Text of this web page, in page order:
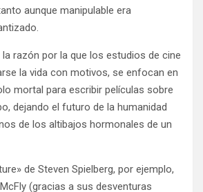
aunque manipulable era
razón por la que los estudios de cine
la vida con motivos, se enfocan en
mortal para escribir películas sobre
dejando el futuro de la humanidad
de los altibajos hormonales de un
de Steven Spielberg, por ejemplo,
(gracias a sus desventuras